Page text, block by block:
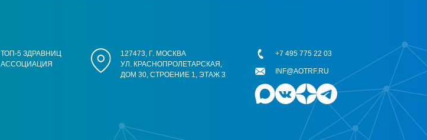
ТОП-5 ЗДРАВНИЦ
АССОЦИАЦИЯ
127473, Г. МОСКВА
УЛ. КРАСНОПРОЛЕТАРСКАЯ,
ДОМ 30, СТРОЕНИЕ 1, ЭТАЖ 3
+7 495 775 22 03
INF@AOTRF.RU